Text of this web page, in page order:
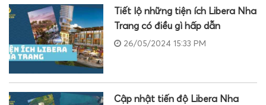
Tiết lộ những tiện ích Libera Nha
Trang có điều gì hấp dẫn
26/05/2024 15:33 PM
Cập nhật tiến độ Libera Nha